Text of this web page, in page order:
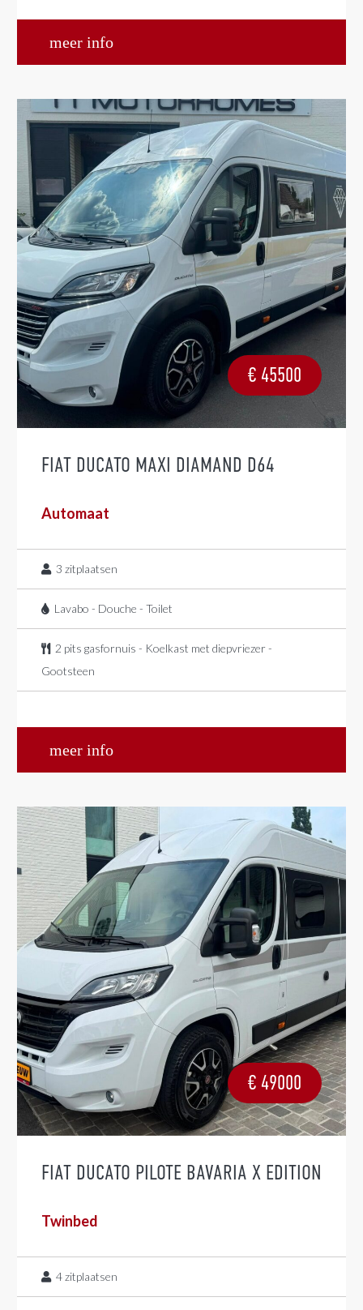
meer info
€ 45500
FIAT DUCATO MAXI DIAMAND D64
Automaat
3 zitplaatsen
Lavabo - Douche - Toilet
2 pits gasfornuis - Koelkast met diepvriezer -
Gootsteen
meer info
€ 49000
FIAT DUCATO PILOTE BAVARIA X EDITION
Twinbed
4zitplaatsen